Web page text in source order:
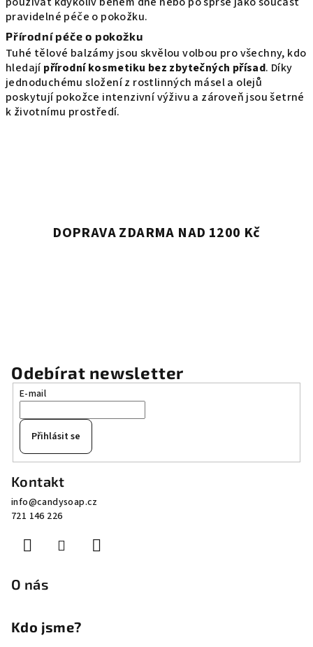
pravidelné péče o pokožku.
Přírodní péče o pokožku
Tuhé tělové balzámy jsou skvělou volbou pro všechny, kdo
hledajípřírodní kosmetiku bez zbytečných přísad. Díky
jednoduchému složení z rostlinných másel a olejů
poskytují pokožce intenzivní výživu a zároveň jsou šetrné
k životnímu prostředí.
DOPRAVA ZDARMA NAD 1200 Kč
Odebírat newsletter
E-mail
Přihlásit se
Kontakt
info@candysoap.cz
721 146 226
O nás
Kdo jsme?